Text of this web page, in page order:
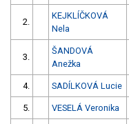
2.
KEJKLÍČKOVÁ
Nela
3.
ŠANDOVÁ
Anežka
4. SADÍLKOVÁ Lucie
5. VESELÁ Veronika